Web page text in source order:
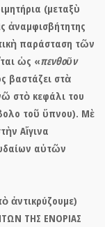
(μεταξὺ
ἀναμφισβήτητης
παράσταση τῶν
ὡς «πενθοῦν
βαστάζει στὰ
στὸ κεφάλι του
τοῦ ὕπνου). Μὲ
Αἴγινα
αὐτῶν
ἀντικρύζουμε)
ΤΗΣ ΕΝΟΡΙΑΣ